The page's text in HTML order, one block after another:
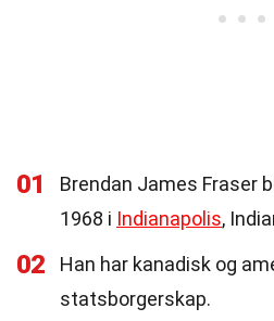
01
Brendan James Fraser
1968 i Indianapolis,
02
Han har kanadisk og
statsborgerskap.